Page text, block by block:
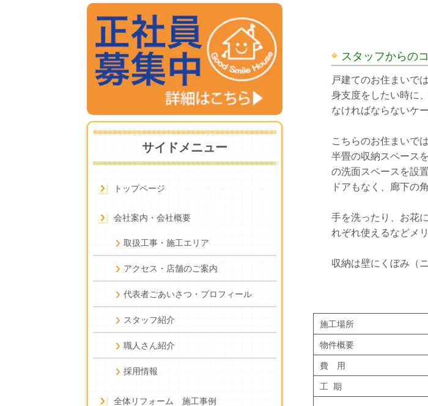
スタッフからの
戸建てのお住まいで
身支度をしたい時に
なければならないケ
こちらのお住まいで
半畳の収納スペース
の洗面スペースを設
ドアもなく、廊下の
手を洗ったり、お花
れぞれ使えるなどメ
収納は壁にくぼみ（
施工場所
物件概要
費 用
工 期
サイドメニュー
トップページ
会社案内・会社概要
取扱工事・施工エリア
アクセス・店舗のご案内
代表者ごあいさつ・プロフィール
スタッフ紹介
職人さん紹介
採用情報
全体リフォーム 施工事例